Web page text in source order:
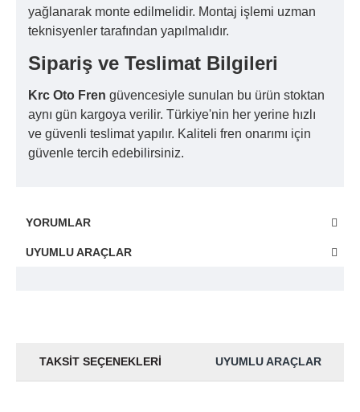
yağlanarak monte edilmelidir. Montaj işlemi uzman
teknisyenler tarafından yapılmalıdır.
Sipariş ve Teslimat Bilgileri
Krc Oto Fren güvencesiyle sunulan bu ürün stoktan
aynı gün kargoya verilir. Türkiye'nin her yerine hızlı
ve güvenli teslimat yapılır. Kaliteli fren onarımı için
güvenle tercih edebilirsiniz.
YORUMLAR
UYUMLU ARAÇLAR
TAKSIT SEÇENEKLERI UYUMLU ARAÇLAR